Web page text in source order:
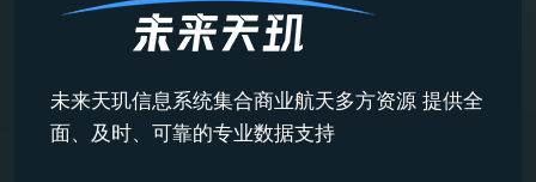
未来天玑信息系统集合商业航天多方资源 提供全
面、及时、可靠的专业数据支持